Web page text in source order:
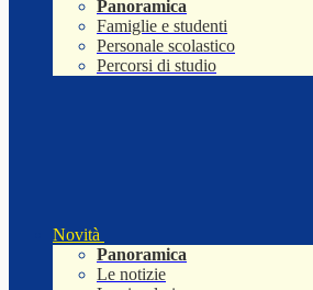
Panoramica
Famiglie e studenti
Personale scolastico
Percorsi di studio
Novità
Panoramica
Le notizie